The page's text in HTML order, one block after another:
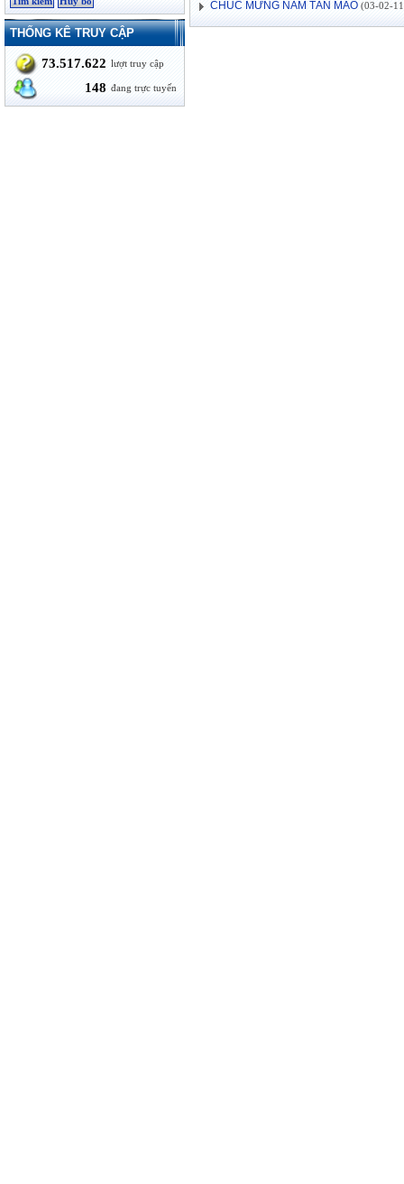
THỐNG KÊ TRUY CẬP
73.517.622 lượt truy cập
148 đang trực tuyến
CHÚC MỪNG NĂM TÂN MÃO (03-02-